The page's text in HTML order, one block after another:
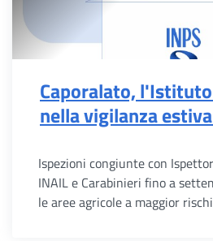
Caporalato,
nella vigilanza
Ispezioni congiunte con
INAIL e Carabinieri fino a
le aree agricole a maggior